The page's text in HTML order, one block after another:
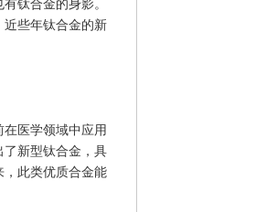
钛合金的身影。
近些年钛合金的新
医学领域中应用
了新型钛合金，具
，此类优质合金能